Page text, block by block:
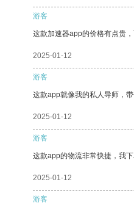
游客
这款加速器app的价格有点贵
2025-01-12
游客
这款app就像我的私人导师，带
2025-01-12
游客
这款app的物流非常快捷，我下
2025-01-12
游客